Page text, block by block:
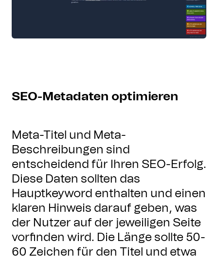
SEO-Metadaten optimieren
Meta-Titel und Meta-
Beschreibungen sind
entscheidend für Ihren SEO-Erfolg.
Diese Daten sollten das
Hauptkeyword enthalten und einen
klaren Hinweis darauf geben, was
der Nutzer auf der jeweiligen Seite
vorfinden wird. Die Länge sollte 50-
60 Zeichen für den Titel und etwa